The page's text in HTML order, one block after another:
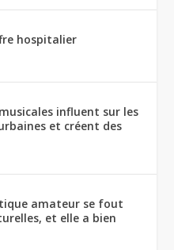
hospitalier
influent sur les
et créent des
amateur se fout
et elle a bien